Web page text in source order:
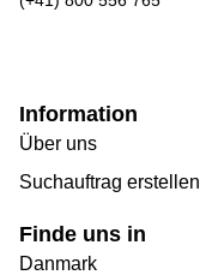
Information
Über uns
Suchauftrag erstellen
Finde uns in
Danmark